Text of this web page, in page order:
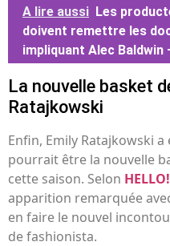
A lire aussi Les
doivent remettre les
impliquant Alec Baldwin
La nouvelle basket
Ratajkowski
Enfin, Emily Ratajkowski
pourrait être la nouvelle
cette saison. Selon HELLO!
apparition remarquée
en faire le nouvel
de fashionista.